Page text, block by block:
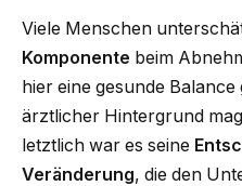
Viele Menschen
Komponente beim
hier eine gesunde
ärztlicher Hintergrund
letztlich war es seine
Veränderung, die den